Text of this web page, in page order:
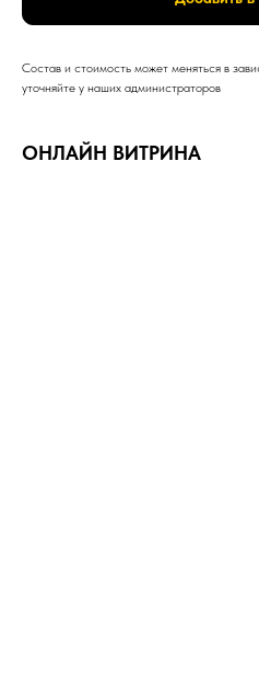
Состав и стоимость может меняться в
уточняйте у наших администраторов
ОНЛАЙН ВИТРИНА